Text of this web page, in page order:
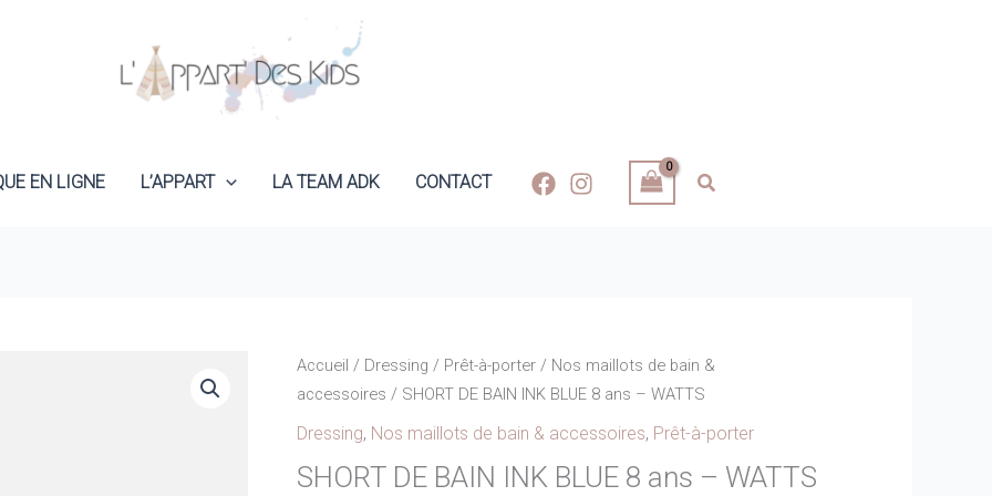
EN LIGNE L’APPART LA TEAM ADK CONTACT
Accueil / Dressing / Prêt-à-porter / Nos maillots de bain &
accessoires / SHORT DE BAIN INK BLUE 8 ans – WATTS
Dressing, Nos maillots de bain & accessoires, Prêt-à-porter
SHORT DE BAIN INK BLUE 8 ans – WATTS